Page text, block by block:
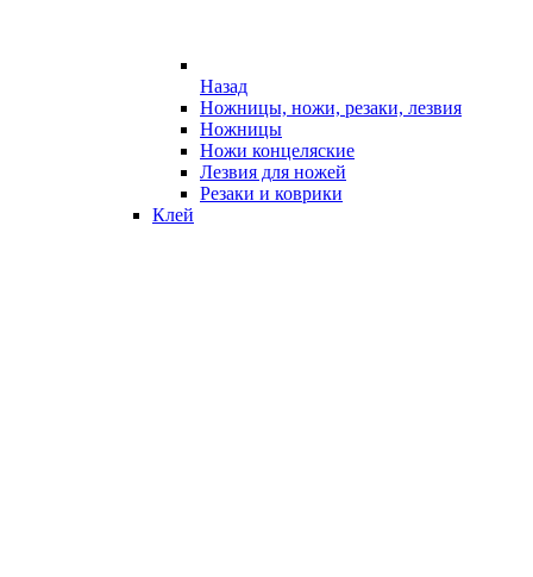
Назад
Ножницы, ножи, резаки, лезвия
Ножницы
Ножи концеляские
Лезвия для ножей
Резаки и коврики
Клей